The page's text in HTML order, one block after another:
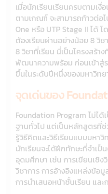
เมื่อนักเรียนเรียนครบตามเงื่
ตามเกณฑ์ จะสามารถก้าวต่
One หรือ UTP Stage II ได้
ต้องเรียนผ่านอย่างน้อย 8 วิช
8 วิชาที่เรียน นี่เป็นโครงสร้า
พัฒนาความพร้อม ก่อนเข้าสู่
ขึ้นในระดับปีหนึ่งของมหาวิท
จุดเด่นของ
Foundation Program ไม่ไ
ฐานทั่วไป แต่เป็นหลักสูตรที่ช่
รู้วิธีคิดและวิธีเรียนแบบมหา
นักเรียนจะได้ฝึกทักษะที่จำเป็
อุดมศึกษา เช่น การเขียนเชิง
วิชาการ การอ้างอิงแหล่งข้อ
การนำเสนอหน้าชั้นเรียน แล